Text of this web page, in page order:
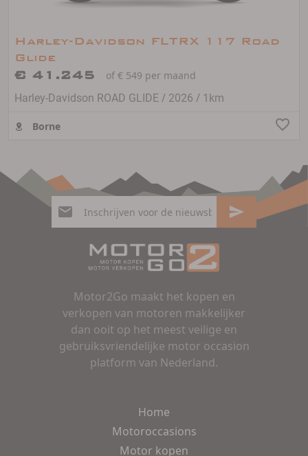
Harley-Davidson FLTRX 117 Road
Glide
€ 41.245
of € 549 per maand
Harley-Davidson ROAD GLIDE / 2026 / 1km
Borne
Motor2Go maakt het kopen en
verkopen van motoren makkelijker
dan ooit op het meest veilige en
gebruiksvriendelijke motor occasion
platform van Nederland.
Home
Motoroccasions
Motor kopen